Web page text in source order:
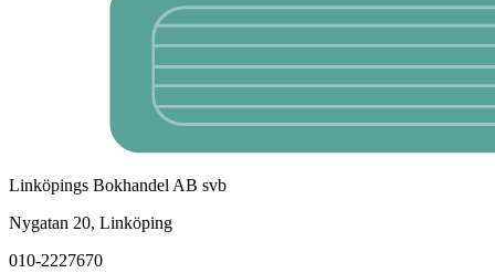
Linköpings Bokhandel AB svb
Nygatan 20, Linköping
010-2227670